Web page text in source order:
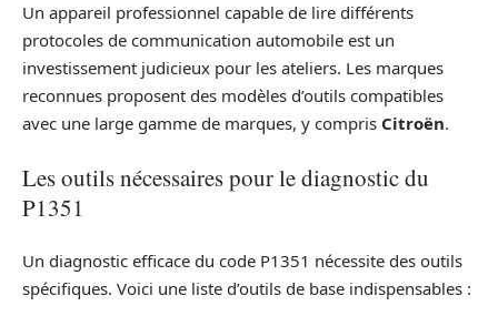
Un appareil professionnel capable de lire différents
protocoles de communication automobile est un
investissement judicieux pour les ateliers. Les marques
reconnues proposent des modèles d’outils compatibles
avec une large gamme de marques, y compris Citroën.
Les outils nécessaires pour le diagnostic du
P1351
Un diagnostic efficace du code P1351 nécessite des outils
spécifiques. Voici une liste d’outils de base indispensables :